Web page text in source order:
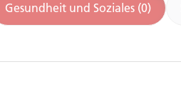
Gesundheit und Soziales (0)